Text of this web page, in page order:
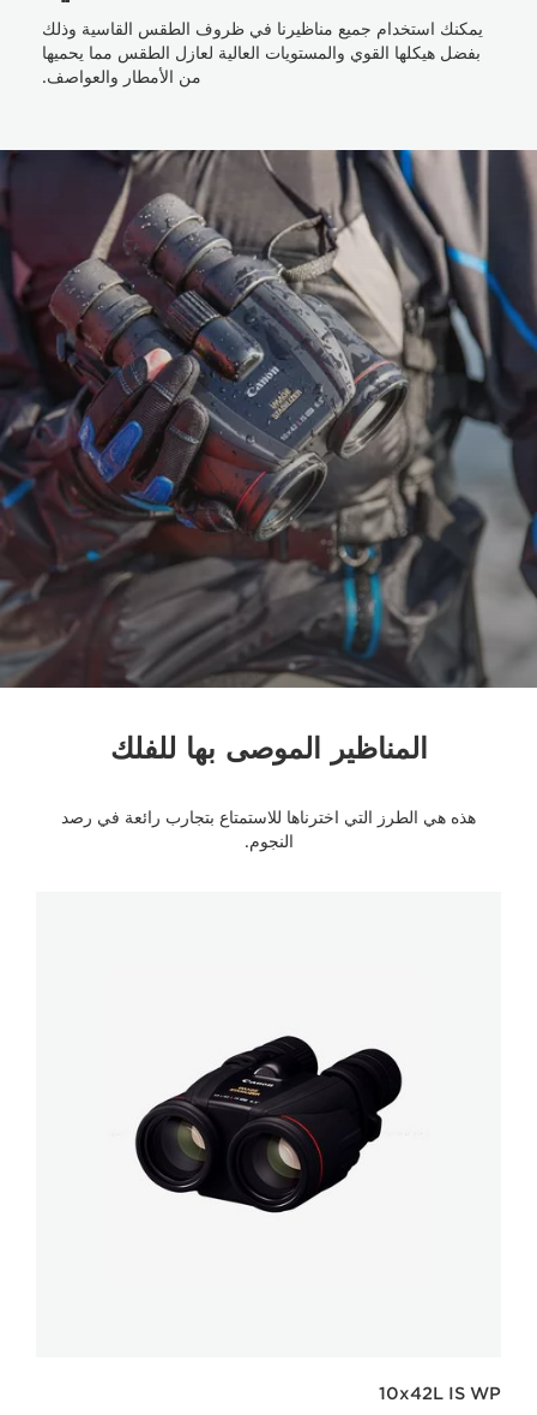
يمكنك استخدام جميع مناظيرنا في ظروف الطقس القاسية وذلك
بفضل هيكلها القوي والمستويات العالية لعازل الطقس مما يحميها
من الأمطار والعواصف.
المناظير الموصى بها للفلك
هذه هي الطرز التي اخترناها للاستمتاع بتجارب رائعة في رصد
النجوم.
10x42L IS WP